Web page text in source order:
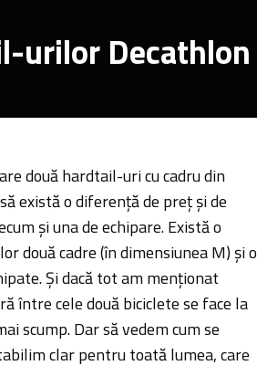
urilor Decathlon
două hardtail-uri cu cadru din
există o diferență de preț și de
și una de echipare. Există o
două cadre (în dimensiunea M) și o
Și dacă tot am menționat
între cele două biciclete se face la
scump. Dar să vedem cum se
clar pentru toată lumea, care